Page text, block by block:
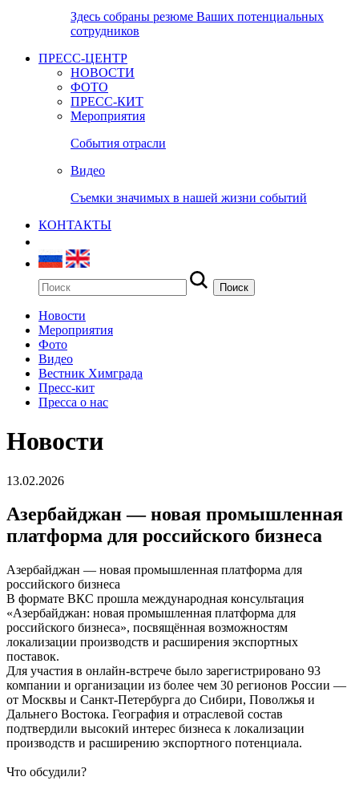
Здесь собраны резюме Ваших потенциальных
сотрудников
ПРЕСС-ЦЕНТР
НОВОСТИ
ФОТО
ПРЕСС-КИТ
Мероприятия
События отрасли
Видео
Съемки значимых в нашей жизни событий
КОНТАКТЫ
Новости
Мероприятия
Фото
Видео
Вестник Химграда
Пресс-кит
Пресса о нас
Новости
13.02.2026
Азербайджан — новая промышленная
платформа для российского бизнеса
Азербайджан — новая промышленная платформа для
российского бизнеса
В формате ВКС прошла международная консультация
«Азербайджан: новая промышленная платформа для
российского бизнеса», посвящённая возможностям
локализации производств и расширения экспортных
поставок.
Для участия в онлайн-встрече было зарегистрировано 93
компании и организации из более чем 30 регионов России —
от Москвы и Санкт-Петербурга до Сибири, Поволжья и
Дальнего Востока. География и отраслевой состав
подтвердили высокий интерес бизнеса к локализации
производств и расширению экспортного потенциала.
Что обсудили?